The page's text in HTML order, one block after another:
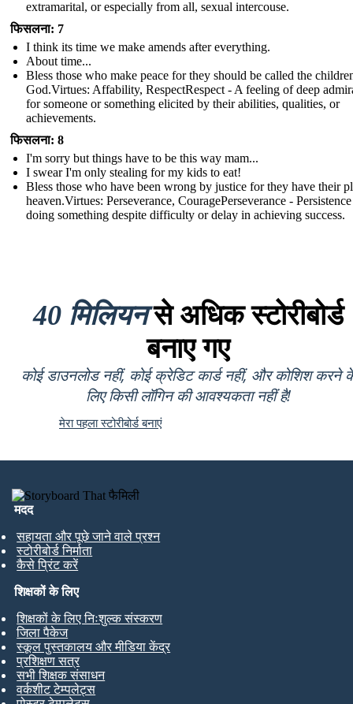
extramarital, or especially from all, sexual intercouse.
फिसलना: 7
I think its time we make amends after everything.
About time...
Bless those who make peace for they should be called the
God.Virtues: Affability, RespectRespect - A feeling of deep
for someone or something elicited by their abilities, qualities, or
achievements.
फिसलना: 8
I'm sorry but things have to be this way mam...
I swear I'm only stealing for my kids to eat!
Bless those who have been wrong by justice for they have their
heaven.Virtues: Perseverance, CouragePerseverance -
doing something despite difficulty or delay in achieving success.
40 मिलियनसे अधिक स्टोरीबोर्ड
बनाए गए
कोई डाउनलोड नहीं, कोई क्रेडिट कार्ड नहीं, और कोशिश करने
लिए किसी लॉगिन की आवश्यकता नहीं है!
मेरा पहला स्टोरीबोर्ड बनाएं
मदद
सहायता और पूछे जाने वाले प्रश्न
स्टोरीबोर्ड निर्माता
कैसे प्रिंट करें
शिक्षकों के लिए
शिक्षकों के लिए निःशुल्क संस्करण
जिला पैकेज
स्कूल पुस्तकालय और मीडिया केंद्र
प्रशिक्षण सत्र
सभी शिक्षक संसाधन
वर्कशीट टेम्पलेट्स